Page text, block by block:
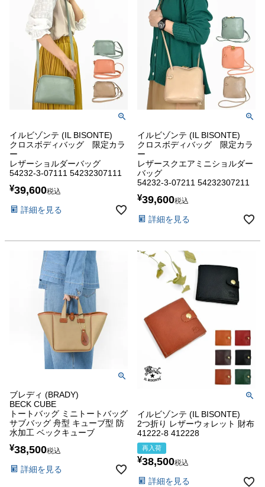
イルビゾンテ (IL BISONTE)
クロスボディバッグ 限定カラ
ー
レザーショルダーバッグ
54232-3-07111 54232307111
¥39,600税込
詳細を見る
イルビゾンテ (IL BISONTE)
クロスボディバッグ 限定カラ
ー
レザースクエアミニショルダー
バッグ
54232-3-07211 54232307211
¥39,600税込
詳細を見る
ブレディ (BRADY)
BECK CUBE
トートバッグ ミニトートバッグ
サブバッグ 舟型 キューブ型 防
水加工 ベックキューブ
¥38,500税込
詳細を見る
イルビゾンテ (IL BISONTE)
2つ折り レザーウォレット 財布
41222-8 412228
再入荷
¥38,500税込
詳細を見る